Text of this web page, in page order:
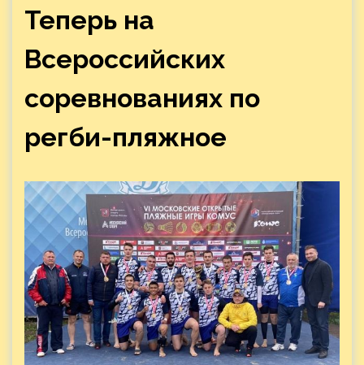
Теперь на
Всероссийских
соревнованиях по
регби-пляжное